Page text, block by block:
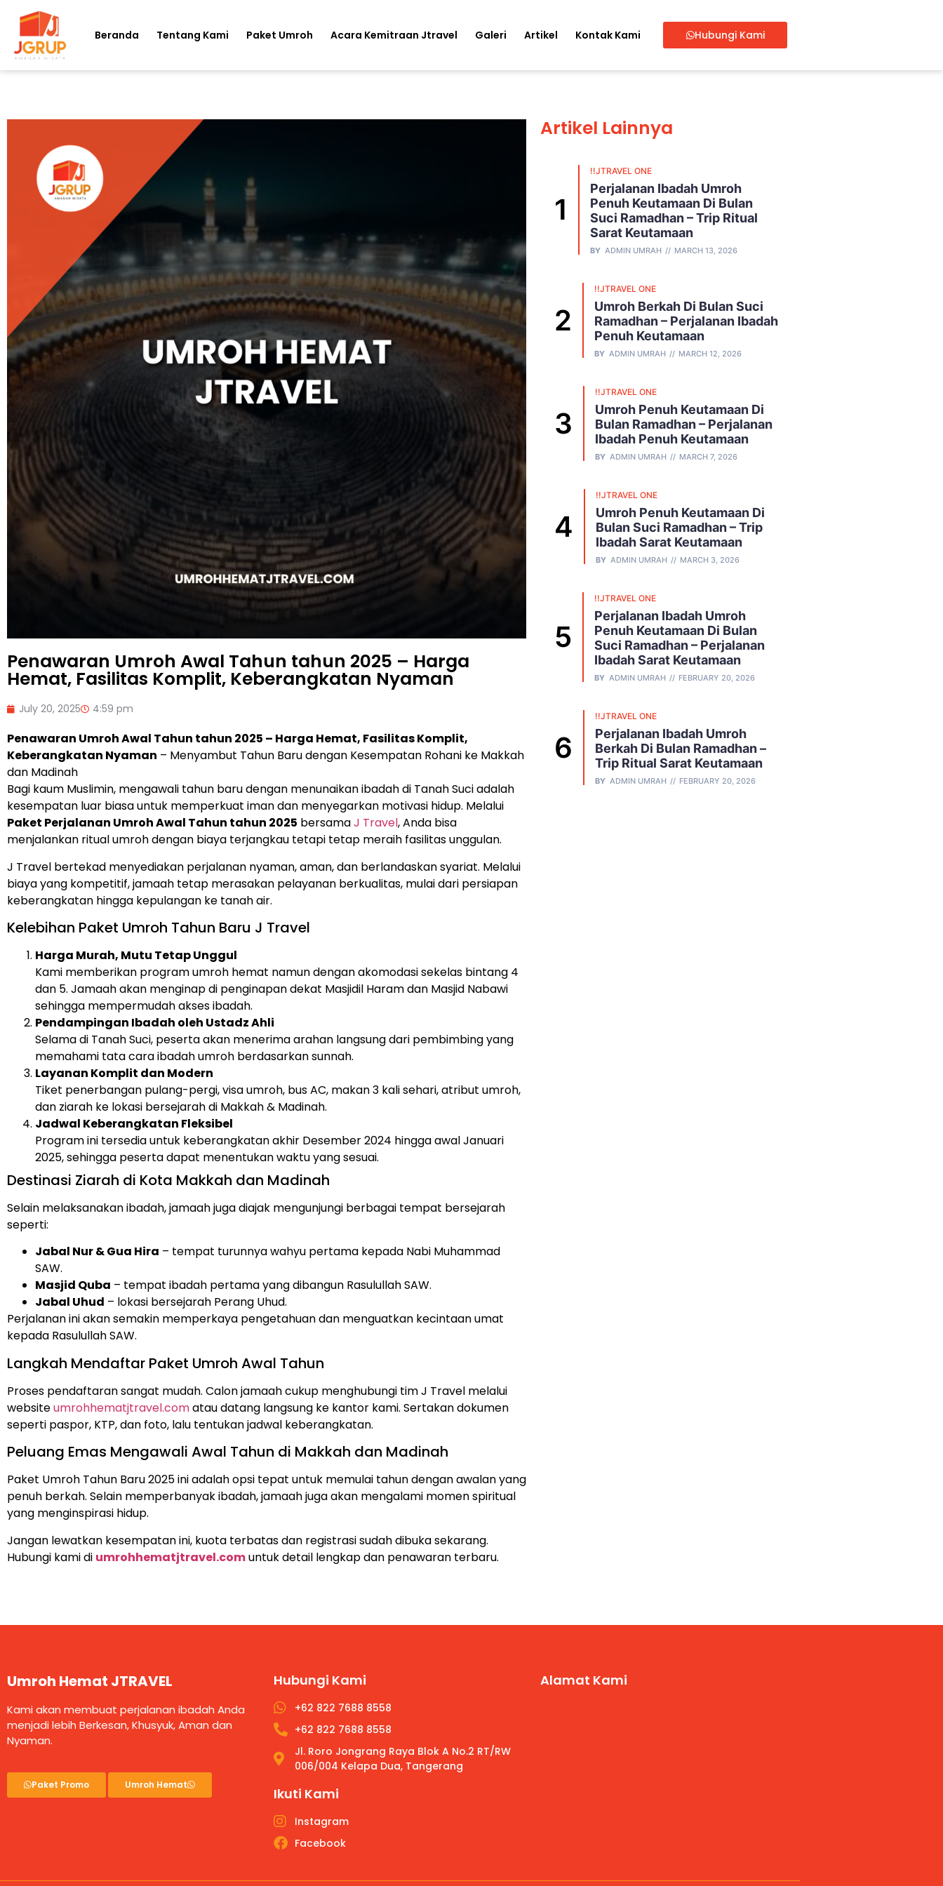
Beranda Tentang Kami Paket Umroh Acara Kemitraan Jtravel Galeri Artikel Kontak Kami Hubungi Kami
Penawaran Umroh Awal Tahun tahun 2025 – Harga
Hemat, Fasilitas Komplit, Keberangkatan Nyaman
July 20, 2025 4:59 pm
Penawaran Umroh Awal Tahun tahun 2025 – Harga Hemat, Fasilitas Komplit,
Keberangkatan Nyaman – Menyambut Tahun Baru dengan Kesempatan Rohani ke Makkah
dan Madinah
Bagi kaum Muslimin, mengawali tahun baru dengan menunaikan ibadah di Tanah Suci adalah
kesempatan luar biasa untuk memperkuat iman dan menyegarkan motivasi hidup. Melalui
Paket Perjalanan Umroh Awal Tahun tahun 2025 bersamaJ Travel, Anda bisa
menjalankan ritual umroh dengan biaya terjangkau tetapi tetap meraih fasilitas unggulan.
J Travel bertekad menyediakan perjalanan nyaman, aman, dan berlandaskan syariat. Melalui
biaya yang kompetitif, jamaah tetap merasakan pelayanan berkualitas, mulai dari persiapan
keberangkatan hingga kepulangan ke tanah air.
Kelebihan Paket Umroh Tahun Baru J Travel
Harga Murah, Mutu Tetap Unggul
Kami memberikan program umroh hemat namun dengan akomodasi sekelas bintang 4
dan 5. Jamaah akan menginap di penginapan dekat Masjidil Haram dan Masjid Nabawi
sehingga mempermudah akses ibadah.
Pendampingan Ibadah oleh Ustadz Ahli
Selama di Tanah Suci, peserta akan menerima arahan langsung dari pembimbing yang
memahami tata cara ibadah umroh berdasarkan sunnah.
Layanan Komplit dan Modern
Tiket penerbangan pulang-pergi, visa umroh, bus AC, makan 3 kali sehari, atribut umroh,
dan ziarah ke lokasi bersejarah di Makkah & Madinah.
Jadwal Keberangkatan Fleksibel
Program ini tersedia untuk keberangkatan akhir Desember 2024 hingga awal Januari
2025, sehingga peserta dapat menentukan waktu yang sesuai.
Destinasi Ziarah di Kota Makkah dan Madinah
Selain melaksanakan ibadah, jamaah juga diajak mengunjungi berbagai tempat bersejarah
seperti:
Jabal Nur & Gua Hira – tempat turunnya wahyu pertama kepada Nabi Muhammad
SAW.
Masjid Quba – tempat ibadah pertama yang dibangun Rasulullah SAW.
Jabal Uhud – lokasi bersejarah Perang Uhud.
Perjalanan ini akan semakin memperkaya pengetahuan dan menguatkan kecintaan umat
kepada Rasulullah SAW.
Langkah Mendaftar Paket Umroh Awal Tahun
Proses pendaftaran sangat mudah. Calon jamaah cukup menghubungi tim J Travel melalui
websiteumrohhematjtravel.comatau datang langsung ke kantor kami. Sertakan dokumen
seperti paspor, KTP, dan foto, lalu tentukan jadwal keberangkatan.
Peluang Emas Mengawali Awal Tahun di Makkah dan Madinah
Paket Umroh Tahun Baru 2025 ini adalah opsi tepat untuk memulai tahun dengan awalan yang
penuh berkah. Selain memperbanyak ibadah, jamaah juga akan mengalami momen spiritual
yang menginspirasi hidup.
Jangan lewatkan kesempatan ini, kuota terbatas dan registrasi sudah dibuka sekarang.
Hubungi kami di umrohhematjtravel.comuntuk detail lengkap dan penawaran terbaru.
Artikel Lainnya
!!JTRAVEL ONE
Perjalanan Ibadah Umroh
Penuh Keutamaan Di Bulan
Suci Ramadhan – Trip Ritual
Sarat Keutamaan
BY ADMIN UMRAH MARCH 13, 2026
!!JTRAVEL ONE
Umroh Berkah Di Bulan Suci
Ramadhan – Perjalanan Ibadah
Penuh Keutamaan
BY ADMIN UMRAH MARCH 12, 2026
!!JTRAVEL ONE
Umroh Penuh Keutamaan Di
Bulan Ramadhan – Perjalanan
Ibadah Penuh Keutamaan
BY ADMIN UMRAH MARCH 7, 2026
!!JTRAVEL ONE
Umroh Penuh Keutamaan Di
Bulan Suci Ramadhan – Trip
Ibadah Sarat Keutamaan
BY ADMIN UMRAH MARCH 3, 2026
!!JTRAVEL ONE
Perjalanan Ibadah Umroh
Penuh Keutamaan Di Bulan
Suci Ramadhan – Perjalanan
Ibadah Sarat Keutamaan
BY ADMIN UMRAH FEBRUARY 20, 2026
!!JTRAVEL ONE
Perjalanan Ibadah Umroh
Berkah Di Bulan Ramadhan –
Trip Ritual Sarat Keutamaan
BY ADMIN UMRAH FEBRUARY 20, 2026
Umroh Hemat JTRAVEL
Kami akan membuat perjalanan ibadah Anda
menjadi lebih Berkesan, Khusyuk, Aman dan
Nyaman.
Paket Promo Umroh Hemat
Hubungi Kami
+62 822 7688 8558
+62 822 7688 8558
Jl. Roro Jongrang Raya Blok A No.2 RT/RW
006/004 Kelapa Dua, Tangerang
Ikuti Kami
Instagram
Facebook
Alamat Kami